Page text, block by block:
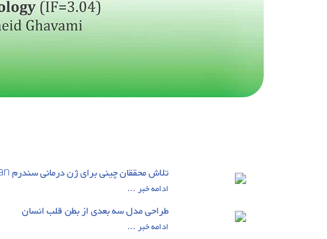
تلاش محققان چینی برای ژن درمانی سندرم Marfan
ادامه خبر ...
طراحی مدل سه بعدی از بطن قلب انسان
ادامه خبر ...